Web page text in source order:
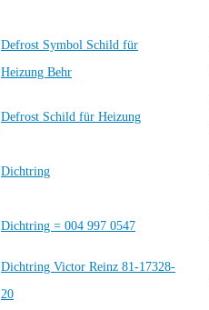
Defrost Symbol Schild für
Heizung Behr
Defrost Schild für Heizung
Dichtring
Dichtring = 004 997 0547
Dichtring Victor Reinz 81-17328-
20